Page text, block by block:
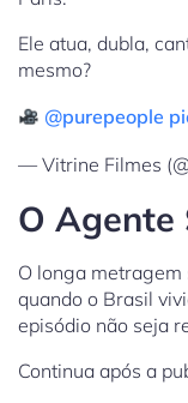
Ele atua, dubla,
mesmo?
@purepeople
— Vitrine Filmes
O Agente
O longa metragem
quando o Brasil
episódio não seja
Continua após a